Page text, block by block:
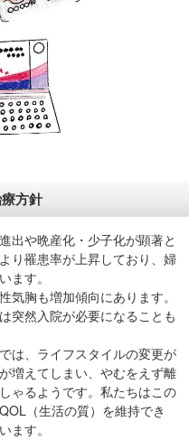
方針
出や晩産化・少子化が顕著と
り罹患率が上昇しており、婦
ます。
気胸も増加傾向にあります。
突然入院が必要になることも
は、ライフスタイルの変更が
増えてしまい、やむをえず離
ゃるようです。私たちはこの
（生活の質）を維持でき
ます。